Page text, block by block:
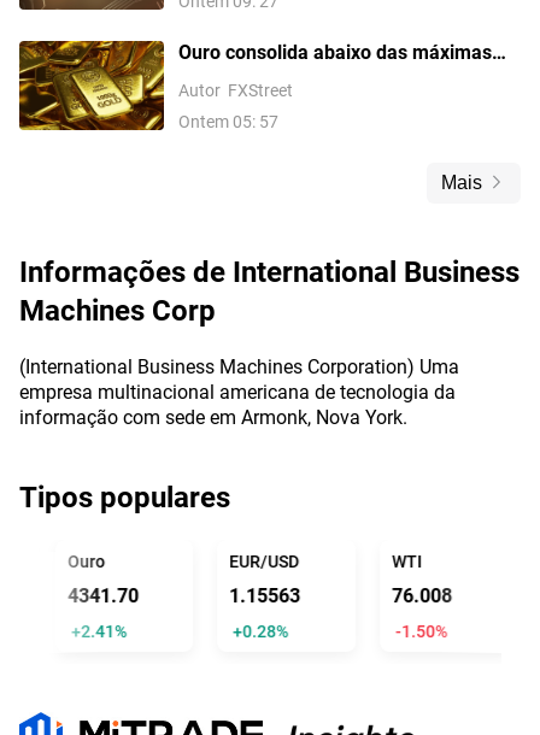
Ouro consolida abaixo das máximas
recentes enquanto força do dólar e
Autor FXStreet
Ontem 05: 57
Mais
Informações de International Business
Machines Corp
(International Business Machines Corporation) Uma
empresa multinacional americana de tecnologia da
informação com sede em Armonk, Nova York.
Tipos populares
Ouro
4341.70
+2.41%
EUR/USD
1.15563
+0.28%
WTI
76.008
-1.50%